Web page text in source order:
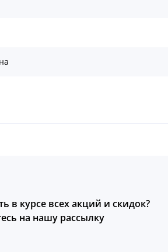
в курсе всех акций и скидок?
на нашу рассылку